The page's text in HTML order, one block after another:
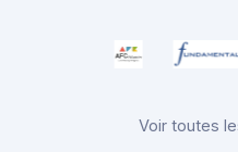
Voir toutes